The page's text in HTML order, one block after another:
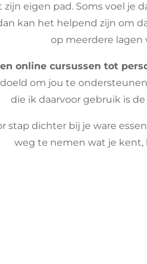
zijn eigen pad. Soms voel je
kan het helpend zijn om
op meerdere lagen
online cursussen tot
om jou te
die ik daarvoor gebruik is
stap dichter bij je ware
weg te nemen wat je kent,